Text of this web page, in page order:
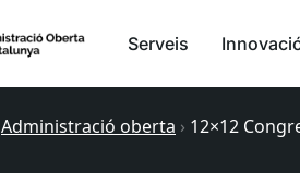
Serveis
Administració oberta › 12×12